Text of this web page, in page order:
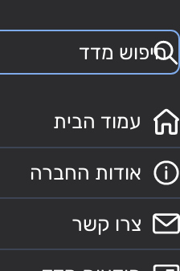
עמוד הבית
אודות החברה
צרו קשר